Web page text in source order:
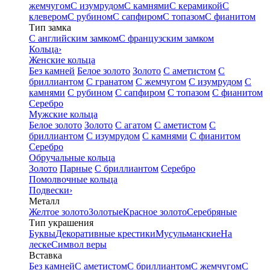
жемчугомС изумрудомС камнямиС керамикойС
клеверомС рубиномС сапфиромС топазомС фианитом
Тип замка
С английским замкомС французским замком
Кольца›
Женские кольца
Без камней Белое золото Золото С аметистом С
бриллиантом С гранатом С жемчугом С изумрудом С
камнями С рубином С сапфиром С топазом С фианитом
Серебро
Мужские кольца
Белое золото Золото С агатом С аметистом С
бриллиантом С изумрудом С камнями С фианитом
Серебро
Обручальные кольца
Золото Парные С бриллиантом Серебро
Помолвочные кольца
Подвески›
Металл
Желтое золотоЗолотыеКрасное золотоСеребряные
Тип украшения
БуквыДекоративные крестикиМусульманскиеНа
лескеСимвол веры
Вставка
Без камнейС аметистомС бриллиантомС жемчугомС